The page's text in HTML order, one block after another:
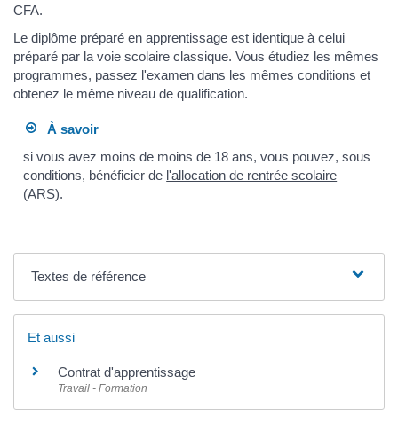
CFA.
Le diplôme préparé en apprentissage est identique à celui
préparé par la voie scolaire classique. Vous étudiez les mêmes
programmes, passez l'examen dans les mêmes conditions et
obtenez le même niveau de qualification.
À savoir
si vous avez moins de moins de 18 ans, vous pouvez, sous
conditions, bénéficier de l'allocation de rentrée scolaire
(ARS).
Textes de référence
Et aussi
Contrat d'apprentissage
Travail - Formation